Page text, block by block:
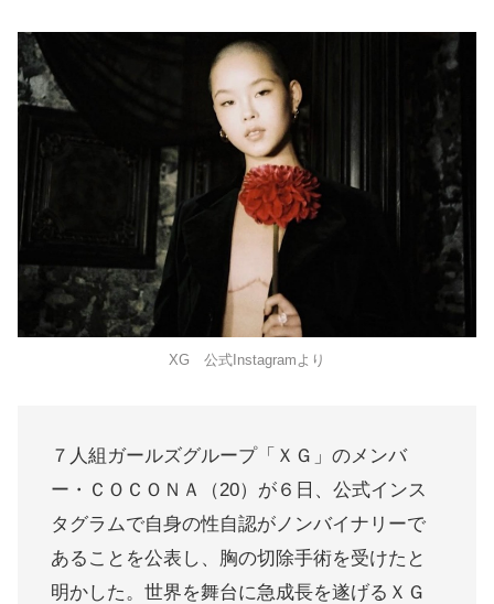
XG 公式Instagramより
７人組ガールズグループ「ＸＧ」のメンバ
ー・ＣＯＣＯＮＡ（20）が６日、公式インス
タグラムで自身の性自認がノンバイナリーで
あることを公表し、胸の切除手術を受けたと
明かした。世界を舞台に急成長を遂げるＸＧ